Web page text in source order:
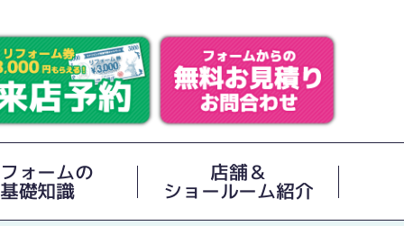
ォームの
基礎知識
店舗＆
ショールーム紹介